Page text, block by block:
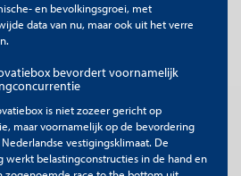
aspecten van complexiteit gaat,
definitie. Een voorbeeld is de term
Regeringsbeleid (WRR)
op het denkvermogen. Waar
waarin mensen informatie
gaat doenvermogen over hun
vol te houden en om te kunnen
tegenslag. Deze term krijgt de
en bevolkingsgroei, met
data van nu, maar ook uit het verre
bevordert voornamelijk
is niet zozeer gericht op
maar voornamelijk op de bevordering
vestigingsklimaat. De
werkt belastingconstructies in de hand en